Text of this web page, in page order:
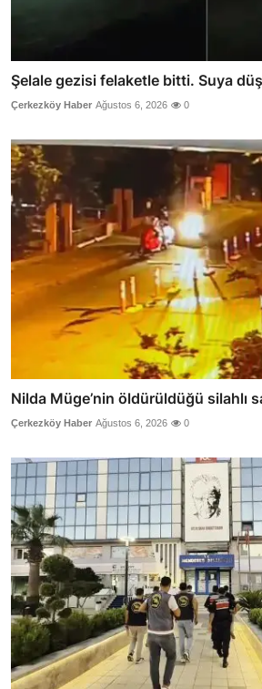
Şelale gezisi felaketle bitti. Suya
Çerkezköy Haber Ağustos 6, 2026 0
Nilda Müge’nin öldürüldüğü silahlı
Çerkezköy Haber Ağustos 6, 2026 0